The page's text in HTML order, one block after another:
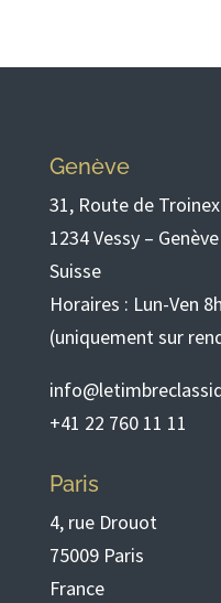
Genève
31, Route de Troinex
1234 Vessy – Genève
Suisse
Horaires : Lun-Ven
(uniquement sur
+41 22 760 11 11
Paris
4, rue Drouot
75009 Paris
France